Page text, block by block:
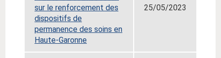
sur le renforcement des
dispositifs de
permanence des soins en
Haute-Garonne
25/05/2023